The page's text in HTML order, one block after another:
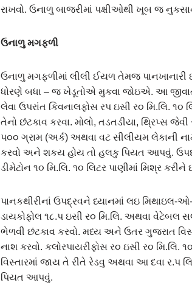
રાખવો. ઉનાળુ બાજરીમાં પક્ષીઓથી ખૂબ જ
ઉનાળુ મગફળી
ઉનાળુ મગફળીમાં લીલી ઈયળ તેમજ
ધોરણે બધા – જ ખેડૂતોએ મુકવા જોઇએ. આ
લેવા ઉપરાંત કિવનાલફોસ રપ ઇસી ર૦ મિ.લિ. ૧૦
તેનો છંટકાવ કરવા. મોલો, તડતડીયા, થ્રિપ્સ
પ૦૦ ગ્રામ (અર્ક) અથવા વટ સીલીયમ લેકાની
કરવો અને શકય હોય તો હલકુ પિયત આપવું.
ડીમેટોન ૧૦ મિ.લિ. ૧૦ લિટર પાણીમાં મિશ્ર કરીને
પાનકથીરીનાં ઉપદ્રવને ધ્યાનમાં લઇ મિથાઇલ-
ડાયકોફોલ ૧૮.પ ઇસી ર૦ મિ.લિ. અથવા વેટેબલ
ભેળવી છંટકાવ કરવો. મધ્ય અને ઉતર ગુજરાત
નાશ કરવો. કલોરપાયરીફોસ ર૦ ઇસી ર૦
વિસ્તારમાં જાય તે રીતે રેડવુ અથવા આ દવા ર.પ
પિયત આપવું.